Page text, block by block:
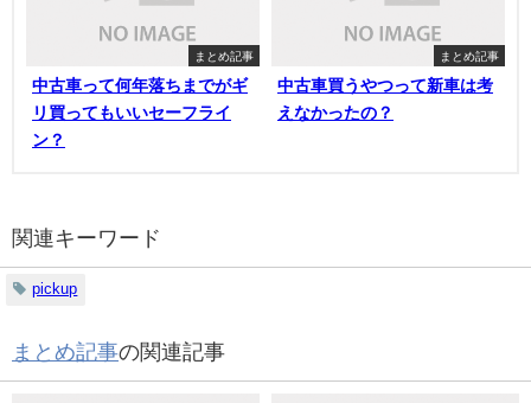
まとめ記事
中古車って何年落ちまでがギ
リ買ってもいいセーフライ
ン？
まとめ記事
中古車買うやつって新車は考
えなかったの？
関連キーワード
pickup
まとめ記事の関連記事